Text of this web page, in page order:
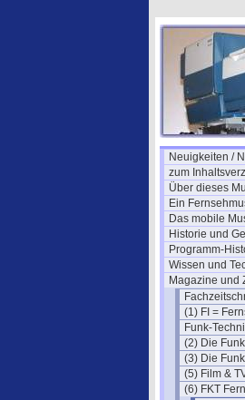
Neuigkeiten /
zum
Über dieses
Ein
Das mobile
Historie und
Programm-
Wissen und
Magazine und
(1) FI =
Funk-
(2) Die
(3) Die
(5) Film &
(6) FKT